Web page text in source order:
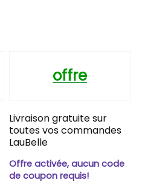
offre
Livraison gratuite sur
toutes vos commandes
LauBelle
Offre activée, aucun code
de coupon requis!